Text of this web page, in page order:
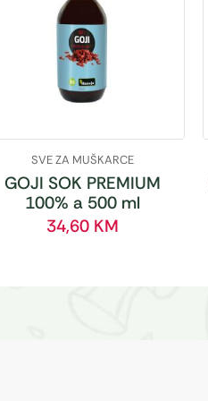
SVE ZA MUŠKARCE
GOJI SOK PREMIUM
100% a 500 ml
34,60 KM